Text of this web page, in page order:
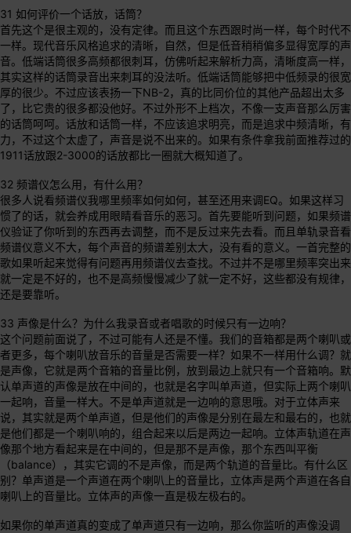
31 如何评价一个话放，话筒？
首先这个是很主观的，没有定律。而且这个东西跟时尚一样，每个时代不
一样。现代音乐风格追求的清晰，自然，但是低音稍稍偏多显得宽厚的声
音。低端话筒很多高频都很刺耳，仿佛听起来解析力高，清晰度高一样，
其实这样的话筒录音出来刺耳的没法听。低端话筒能够把中低频录的很宽
厚的很少。不过应该表扬一下NB-2，真的比同价位的其他产品超出太多
了，比它贵的很多都没他好。不过外形不上档次，不像一支声音那么厉害
的话筒呵呵。话放和话筒一样，不应该追求明亮，而是追求中频清晰，有
力，不过这个太虚了，声音是说不出来的。如果有条件拿我前面推荐过的
1911话放跟2-3000的话放都比一圈就大概知道了。
32 频谱仪怎么用，有什么用？
很多人说看频谱仪我哪里频率如何如何，甚至还用来调EQ。如果这样习
惯了的话，就会养成用眼睛看音乐的恶习。首先要能听到问题，如果频谱
仪验证了你听到的东西再去调整，而不是反过来先去看。而且单轨录音看
频谱仪意义不大，每个声音的频谱差别太大，没有看的意义。一首完整的
歌如果听起来觉得有问题再用频谱仪去查找。不过并不是哪里频率突出来
就一定是不好的，也不是高频慢慢减少了就一定不好，这些都没有规律，
还是要靠听。
33 声像是什么？为什么我录音或者唱歌的时候只有一边响？
这个问题前面说了，不过可能有人还是不懂。我们的音箱都是两个喇叭或
者更多，每个喇叭放音乐的音量是否需要一样？如果不一样用什么调？就
是声像，它就是两个音箱的音量比例，放到最边上就只有一个音箱响。默
认单声道的声像是放在中间的，也就是名字叫单声道，但实际上两个喇叭
一起响，音量一样大。不是单声道就是一边响的意思哦。对于立体声来
说，其实就是两个单声道，但是他们的声像是分别在最左和最右的，也就
是他们都是一个喇叭响的，组合起来以后是两边一起响。立体声轨道在声
像那个地方看起来是在中间的，但是那不是声像，那个东西叫平衡
（balance），其实它调的不是声像，而是两个轨道的音量比。有什么区
别？单声道是一个声道在两个喇叭上的音量比，立体声是两个声道在各自
喇叭上的音量比。立体声的声像一直是极左极右的。
如果你的单声道真的变成了单声道只有一边响，那么你监听的声像没调